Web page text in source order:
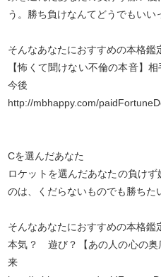
う。勝ち負けなんてどうでもいい
そんなあなたにおすすめの本格鑑
【怖くて聞けない不倫の本音】
今後
http://mbhappy.com/
Cを選んだあなた
ロケットを選んだあなたの負け
のは、くだらないものでも勝ちた
そんなあなたにおすすめの本格鑑
本気？ 遊び？【あの人の心の奥
来